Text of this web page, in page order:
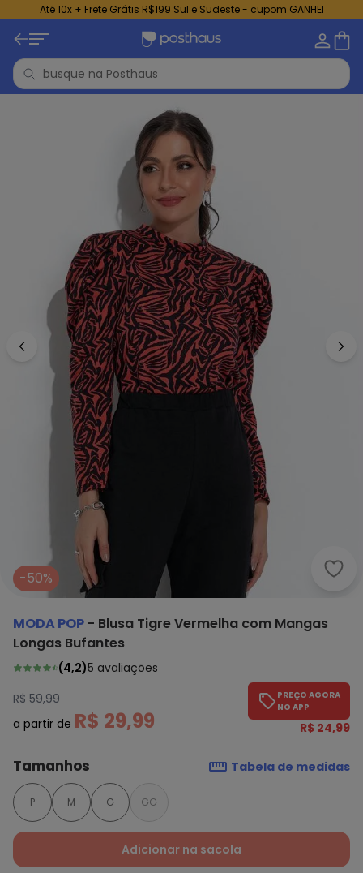
Até 10x + Frete Grátis R$199 Sul e Sudeste - cupom GANHEI
-50%
MODA POP - Blusa Tigre Vermelha com Mangas
Longas Bufantes
(4,2)5 avaliações
R$ 59,99
a partir de R$ 29,99
PREÇO AGORA
NO APP
R$ 24,99
Tamanhos Tabela de medidas
P M G GG
Adicionar na sacola